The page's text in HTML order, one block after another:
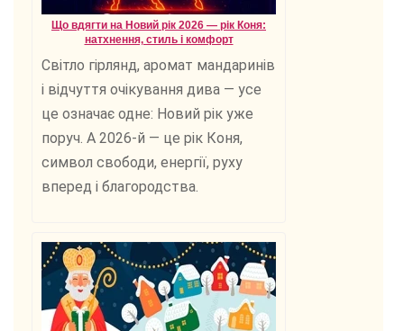
Що вдягти на Новий рік 2026 — рік Коня:
натхнення, стиль і комфорт
Світло гірлянд, аромат мандаринів
і відчуття очікування дива — усе
це означає одне: Новий рік уже
поруч. А 2026-й — це рік Коня,
символ свободи, енергії, руху
вперед і благородства.